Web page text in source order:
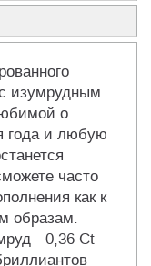
изумрудным
о
года и любую
часто
как к
образам.
- 0,36 Ct